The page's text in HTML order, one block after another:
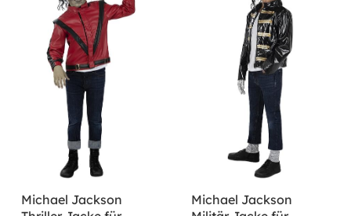
Michael Jackson
Michael Jackson